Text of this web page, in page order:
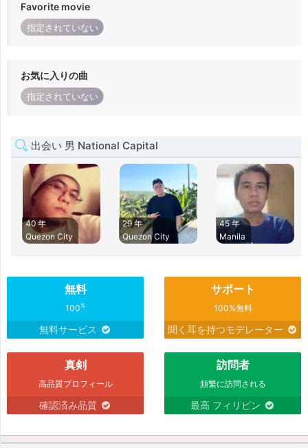
Favorite movie
指定されていない
お気に入りの曲
指定されていない
出会い 男 National Capital
40 年
Quezon City
29 年
Quezon City
45 年
Manila
無料
100%
無料サービス
サポート
100%無料
聞く耳を持つモデレーター
真剣
高品質プロフィール
確認済み品質
訪問者
頻繁に訪問される
最高 フィリピン